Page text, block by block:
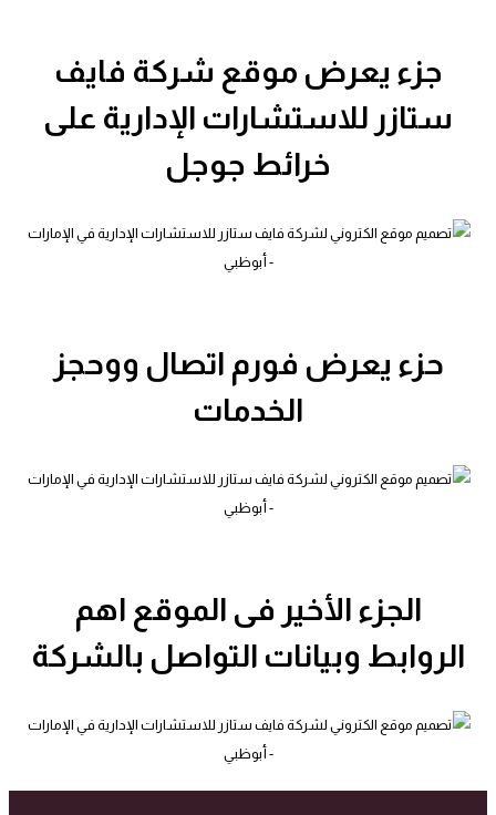
جزء يعرض موقع شركة فايف
ستازر للاستشارات الإدارية على
خرائط جوجل
حزء يعرض فورم اتصال ووحجز
الخدمات
الجزء الأخير فى الموقع اهم
الروابط وبيانات التواصل بالشركة